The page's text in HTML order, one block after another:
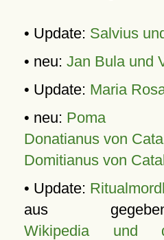
• Update: Salvius
• neu: Jan Bula und
• Update: Maria
• neu: Poma
Donatianus von
Domitianus von
• Update:
aus
Wikipedia und